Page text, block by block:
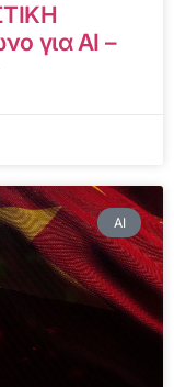
για AI –
AI